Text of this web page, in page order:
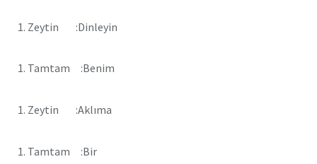
1. Zeytin :Dinleyin
1. Tamtam :Benim
1. Zeytin :Aklıma
1. Tamtam :Bir